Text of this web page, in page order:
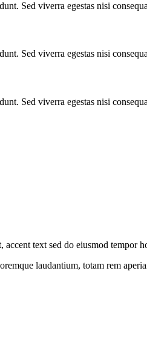
Sed viverra egestas nisi
Sed viverra egestas nisi
Sed viverra egestas nisi
text sed do eiusmod tempor
laudantium, totam rem